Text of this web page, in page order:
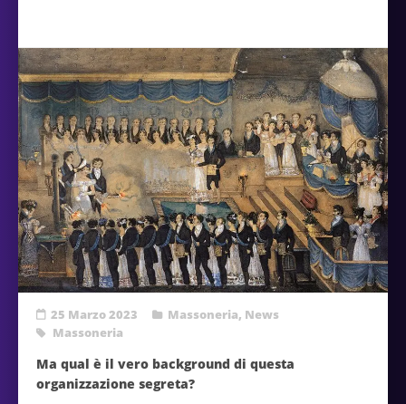
25 Marzo 2023 Massoneria, News
Massoneria
Ma qual è il vero background di questa
organizzazione segreta?